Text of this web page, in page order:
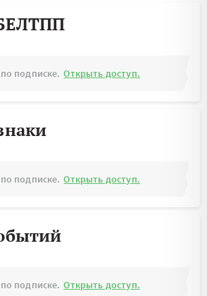
подписке. Открыть доступ.
подписке. Открыть доступ.
подписке. Открыть доступ.